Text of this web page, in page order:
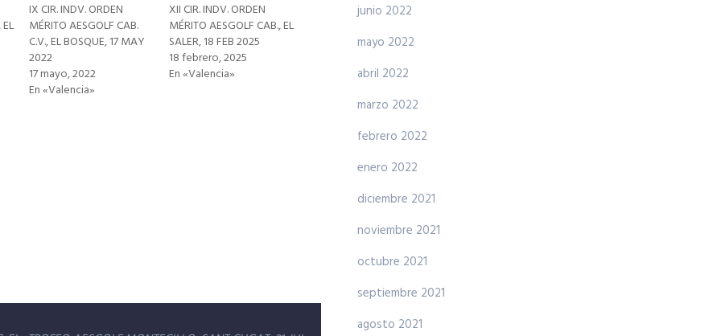
IX CIR. INDV. ORDEN
MÉRITO AESGOLF CAB.
C.V., EL BOSQUE, 17 MAY
2022
17 mayo, 2022
En «Valencia»
XII CIR. INDV. ORDEN
MÉRITO AESGOLF CAB., EL
SALER, 18 FEB 2025
18 febrero, 2025
En «Valencia»
junio 2022
mayo 2022
abril 2022
marzo 2022
febrero 2022
enero 2022
diciembre 2021
noviembre 2021
octubre 2021
septiembre 2021
agosto 2021